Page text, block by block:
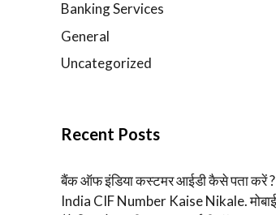
Banking Services
General
Uncategorized
Recent Posts
बैंक ऑफ इंडिया कस्टमर आईडी कैसे पता करें
India CIF Number Kaise Nikale.